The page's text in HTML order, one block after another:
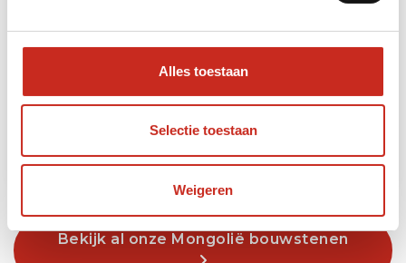
Alles toestaan
Selectie toestaan
Weigeren
Mongolië Altai reis
Bekijk al onze Mongolië bouwstenen